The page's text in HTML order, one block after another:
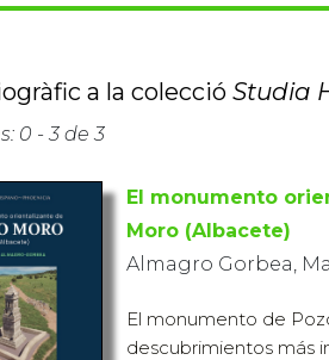
a la colecció Studia
0 - 3 de 3
El monumento
Moro (Albacete)
Almagro Gorbea,
El monumento de
descubrimientos más